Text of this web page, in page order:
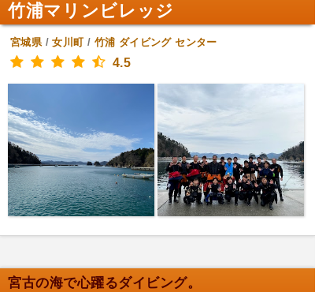
竹浦マリンビレッジ
宮城県/女川町/ 竹浦 ダイビング センター
4.5
宮古の海で心躍るダイビング。